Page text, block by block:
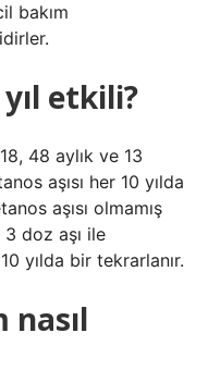
bakım
yıl etkili?
48 aylık ve 13
aşısı her 10 yılda
aşısı olmamış
doz aşı ile
yılda bir tekrarlanır.
nasıl